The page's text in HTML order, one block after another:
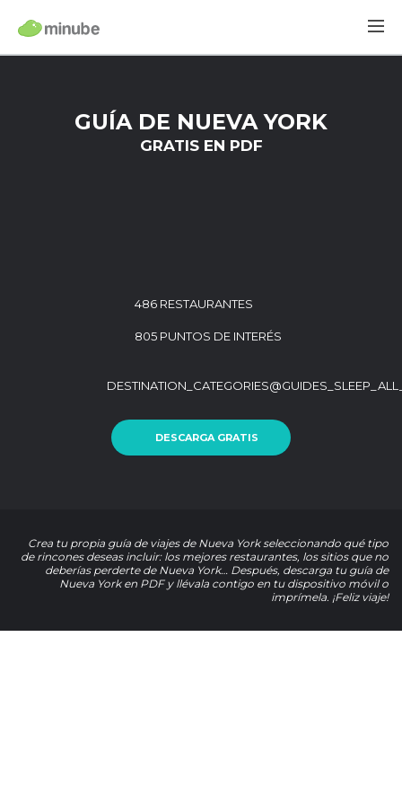
GUÍA DE NUEVA YORK
GRATIS EN PDF
486 RESTAURANTES
805 PUNTOS DE INTERÉS
DESCARGA GRATIS
Crea tu propia guía de viajes de Nueva York seleccionando qué tipo
de rincones deseas incluir: los mejores restaurantes, los sitios que no
deberías perderte de Nueva York… Después, descarga tu guía de
Nueva York en PDF y llévala contigo en tu dispositivo móvil o
imprímela. ¡Feliz viaje!